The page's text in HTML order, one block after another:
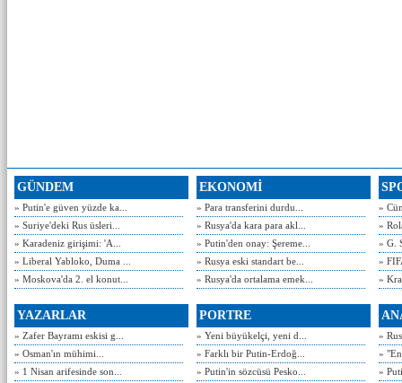
GÜNDEM
» Putin'e güven yüzde ka...
» Suriye'deki Rus üsleri...
» Karadeniz girişimi: 'A...
» Liberal Yabloko, Duma ...
» Moskova'da 2. el konut...
EKONOMİ
» Para transferini durdu...
» Rusya'da kara para akl...
» Putin'den onay: Şereme...
» Rusya eski standart be...
» Rusya'da ortalama emek...
»
»
» G.
»
»
YAZARLAR
» Zafer Bayramı eskisi g...
» Osman'ın mühimi...
» 1 Nisan arifesinde son...
PORTRE
» Yeni büyükelçi, yeni d...
» Farklı bir Putin-Erdoğ...
» Putin'in sözcüsü Pesko...
»
»
»